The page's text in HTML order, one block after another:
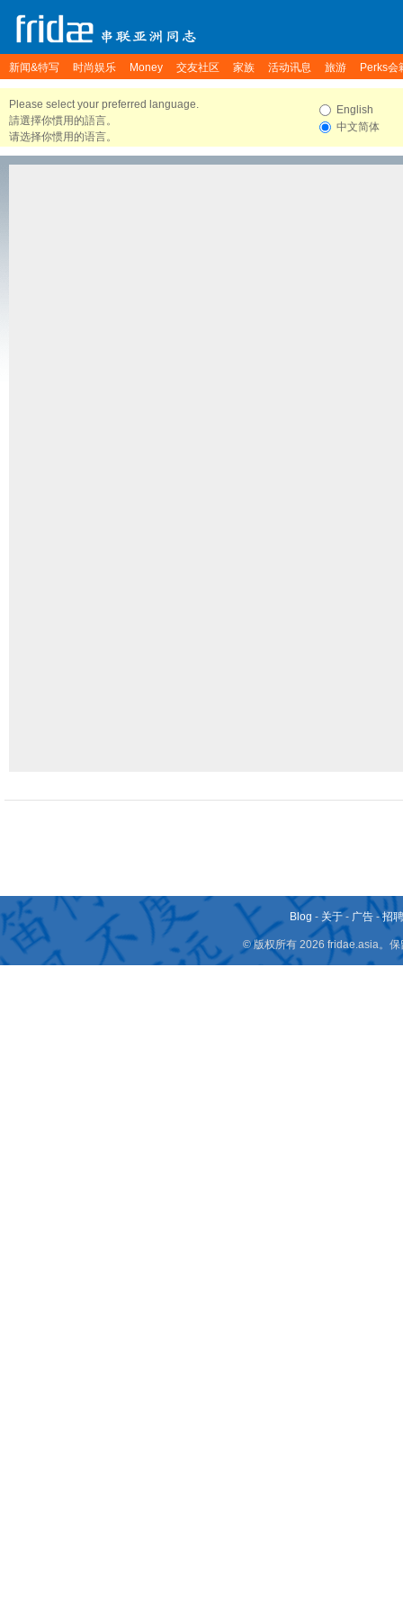
新闻&特写 时尚娱乐 Money 交友社区 家族 活动讯息 旅游 Perks会
Please select your preferred language.
請選擇你慣用的語言。
请选择你惯用的语言。
English
中文简体
Blog - 关于 - 广告 -招
© 版权所有 2026 fridae.asia。